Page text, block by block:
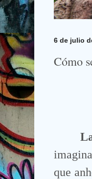
6 de julio
Cómo
que